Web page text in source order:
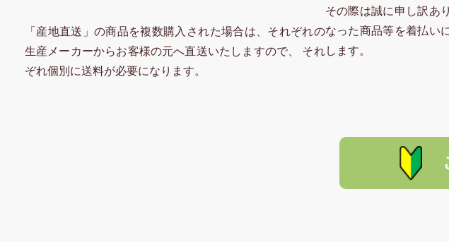
「産地直送」の商品を複数購入された場合は、それぞれの
生産メーカーからお客様の元へ直送いたしますので、 それ
ぞれ個別に送料が必要になります。
その際は誠に申し訳あ
なった商品等を着払い
します。